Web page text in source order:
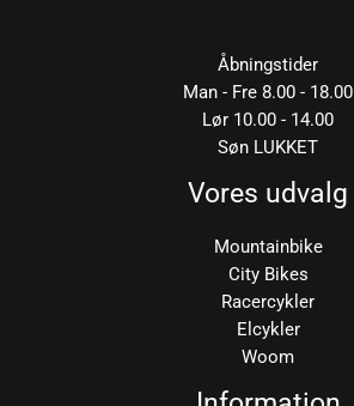
Åbningstider
Man - Fre 8.00 - 18.00
Lør 10.00 - 14.00
Søn LUKKET
Vores udvalg
Mountainbike
City Bikes
Racercykler
Elcykler
Woom